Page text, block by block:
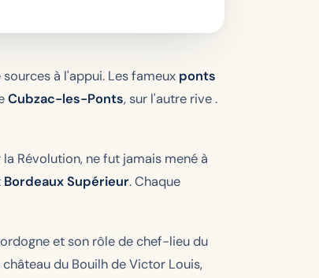
à l'appui. Les fameux ponts
Cubzac-les-Ponts, sur l'autre rive .
Révolution, ne fut jamais mené à
Bordeaux Supérieur. Chaque
et son rôle de chef-lieu du
du Bouilh de Victor Louis,